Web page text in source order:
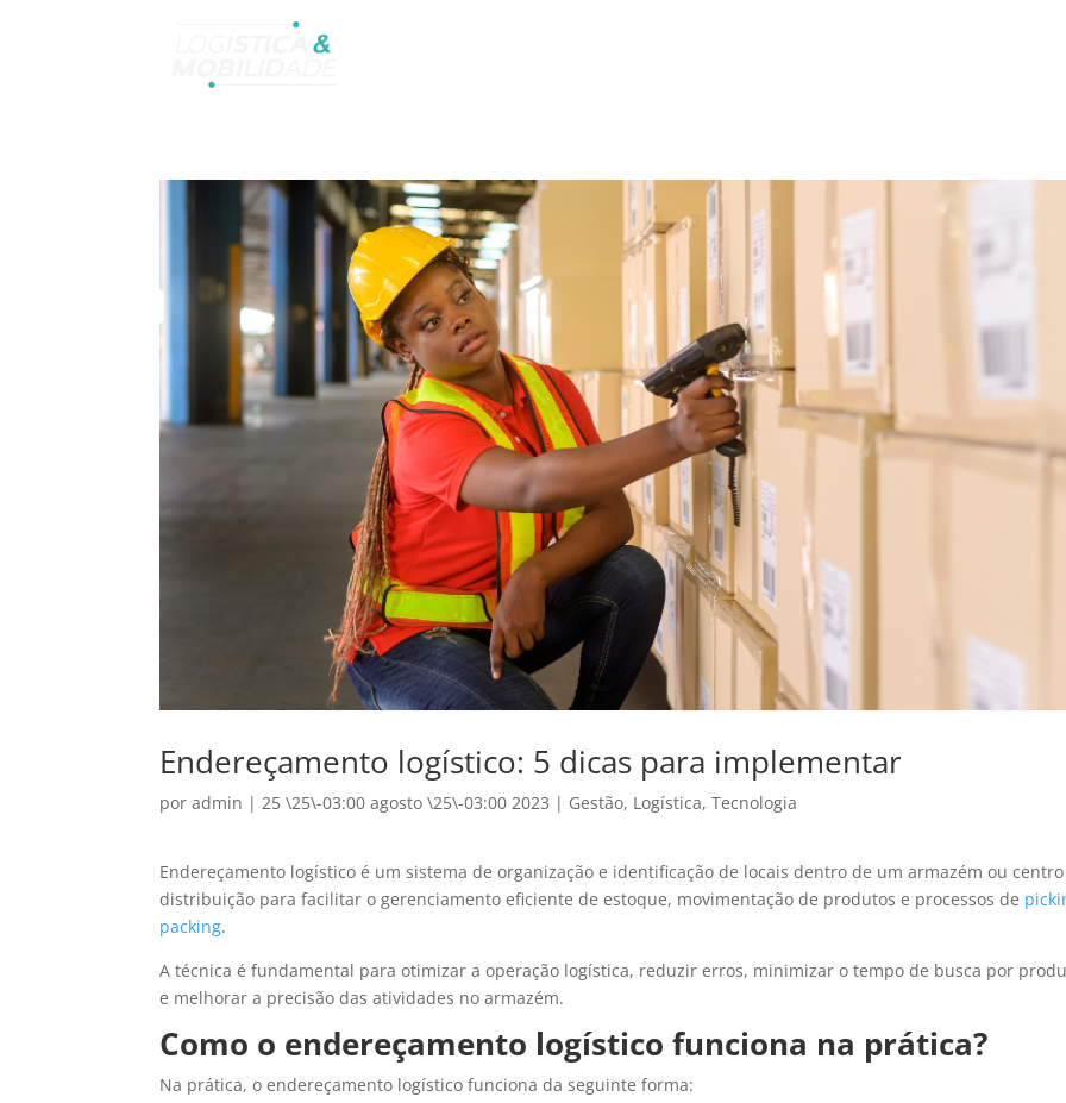
Endereçamento logístico: 5 dicas para implementar
poradmin | 25 \25\-03:00 agosto \25\-03:00 2023 | Gestão, Logística,Tecnologia
Endereçamento logístico é um sistema de organização e identificação de locais dentro de um armazém ou
distribuição para facilitar o gerenciamento eficiente de estoque, movimentação de produtos e processos de
packing.
A técnica é fundamental para otimizar a operação logística, reduzir erros, minimizar o tempo de busca por
e melhorar a precisão das atividades no armazém.
Como o endereçamento logístico funciona na prática?
Na prática, o endereçamento logístico funciona da seguinte forma: